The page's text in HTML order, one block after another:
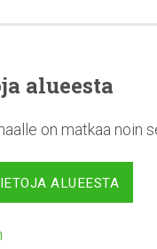
alueesta
on matkaa noin
ALUEESTA